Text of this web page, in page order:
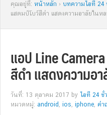
คุณอยู่ที่: หน้าหลัก › บทความไอที 24
แสตมป์โบว์สีดำ แสดงความอาลัยในหล
แอป Line
สีดำ แสดงความอ
วันที่: 13 ตุลาคม 2017 by ไอที 24 ชั่
หมวดหมู่: android , ios, iphone, คำ